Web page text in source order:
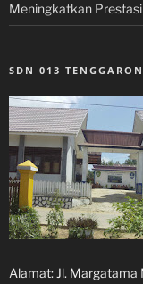
Meningkatkan
SDN 013
Alamat: Jl. Margatama